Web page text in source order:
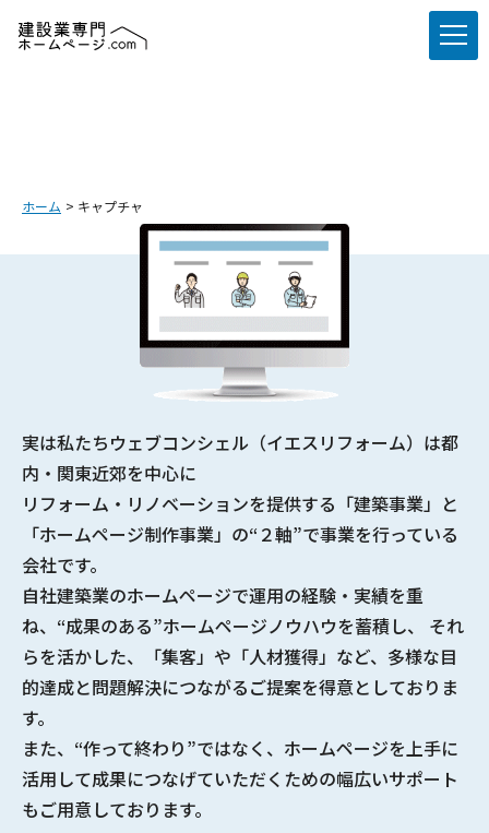
ホーム キャプチャ
実は私たちウェブコンシェル（イエスリフォーム）は都
内・関東近郊を中心に
リフォーム・リノベーションを提供する 「建築事業」と
「ホームページ制作事業」の“２軸”で事業を行っている
会社です。
自社建築業のホームページで運用の経験・実績を重
ね、 “成果のある”ホームページノウハウを蓄積し、 それ
らを活かした、「集客」や「人材獲得」など、多様な目
的達成と問題解決につながるご提案を得意としておりま
す。
また、“作って終わり”ではなく、ホームページを上手に
活用して成果につなげていただくための幅広いサポート
もご用意しております。